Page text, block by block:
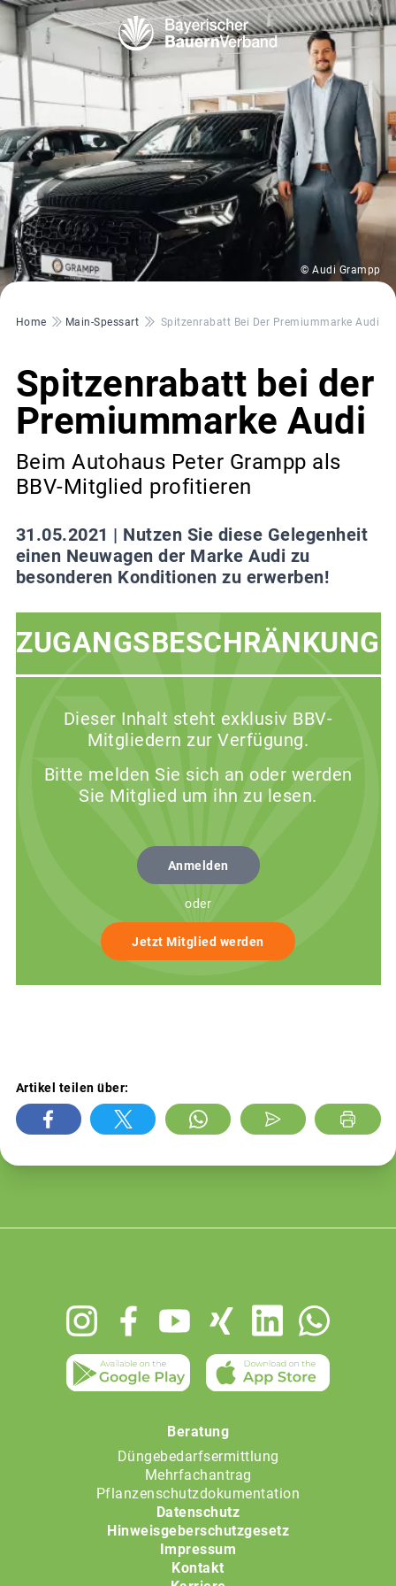
© Audi Grampp
Pfadnavigation
Home Main-Spessart Spitzenrabatt Bei Der Premiummarke Audi
Spitzenrabatt bei der
Premiummarke Audi
Beim Autohaus Peter Grampp als
BBV-Mitglied profitieren
31.05.2021 | Nutzen Sie diese Gelegenheit
einen Neuwagen der Marke Audi zu
besonderen Konditionen zu erwerben!
ZUGANGSBESCHRÄNKUNG
Dieser Inhalt steht exklusiv BBV-
Mitgliedern zur Verfügung.
Bitte melden Sie sich an oder werden
Sie Mitglied um ihn zu lesen.
Anmelden
oder
Jetzt Mitglied werden
Artikel teilen über:
Beratung
Düngebedarfsermittlung
Mehrfachantrag
Pflanzenschutzdokumentation
Datenschutz
Hinweisgeberschutzgesetz
Impressum
Kontakt